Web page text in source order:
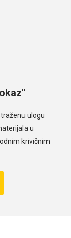
ulogu
u
krivičnim